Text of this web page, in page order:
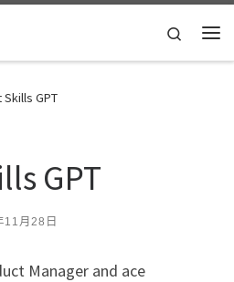
Search
GPT
GPT
11月28日
Manager and ace